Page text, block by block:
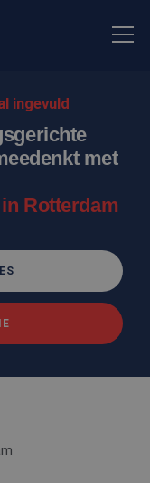
ingevuld
met
Rotterdam